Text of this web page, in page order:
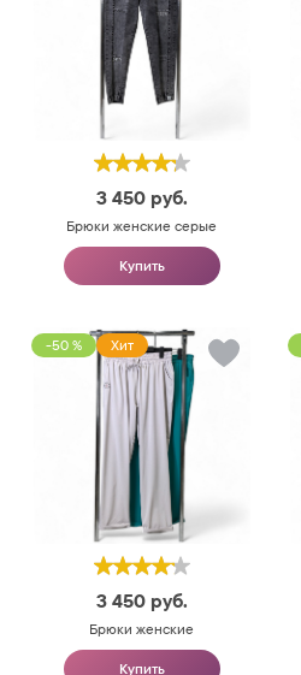
3 450 руб.
Брюки женские серые
Купить
-50 % Хит
3 450 руб.
Брюки женские
Купить